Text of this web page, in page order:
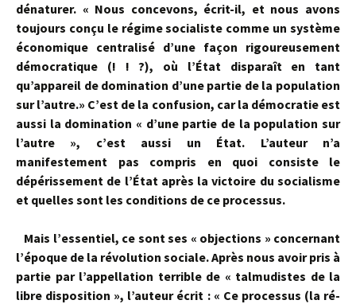
dénaturer. « Nous concevons, écrit-il, et nous avons
toujours conçu le régime socialiste comme un système
éco­nomique centralisé d’une façon rigoureusement
démocratique (! ! ?), où l’État disparaît en tant
qu’appareil de domination d’une partie de la popula­tion
sur l’autre.» C’est de la confusion, car la démocratie est
aussi la do­mination « d’une partie de la population sur
l’autre », c’est aussi un État. L’auteur n’a
manifestement pas compris en quoi consiste le
dépérissement de l’État après la victoire du socialisme
et quelles sont les conditions de ce processus.
Mais l’essentiel, ce sont ses « objections » concernant
l’époque de la révo­lution sociale. Après nous avoir pris à
partie par l’appellation terrible de « talmudistes de la
libre disposition », l’auteur écrit : « Ce processus (la ré­